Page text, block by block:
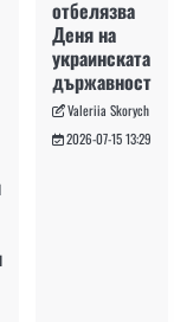
отбелязва
Деня на
украинската
държавност
Valeriia Skorych
2026-07-15 13:29